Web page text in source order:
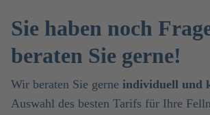
Sie haben noch
beraten Sie gerne!
Wir beraten Sie gerne individuell und
Auswahl des besten Tarifs für Ihre